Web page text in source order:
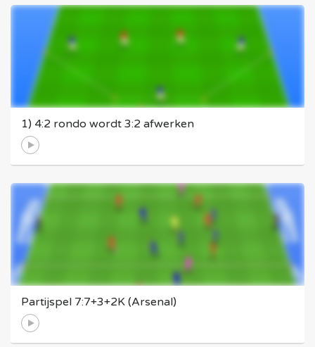
1) 4:2 rondo wordt 3:2 afwerken
Partijspel 7:7+3+2K (Arsenal)